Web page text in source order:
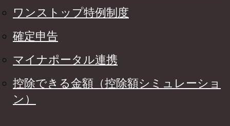
ワンストップ特例制度
確定申告
マイナポータル連携
控除できる金額（控除額シミュレーショ
ン）